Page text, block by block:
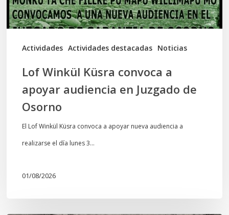
Actividades Actividades destacadas Noticias
en
Juzgado
Lof Winkül Küsra convoca a
apoyar audiencia en Juzgado de
Osorno
El Lof Winkül Küsra convoca a apoyar nueva audiencia a
realizarse el día lunes 3…
01/08/2026